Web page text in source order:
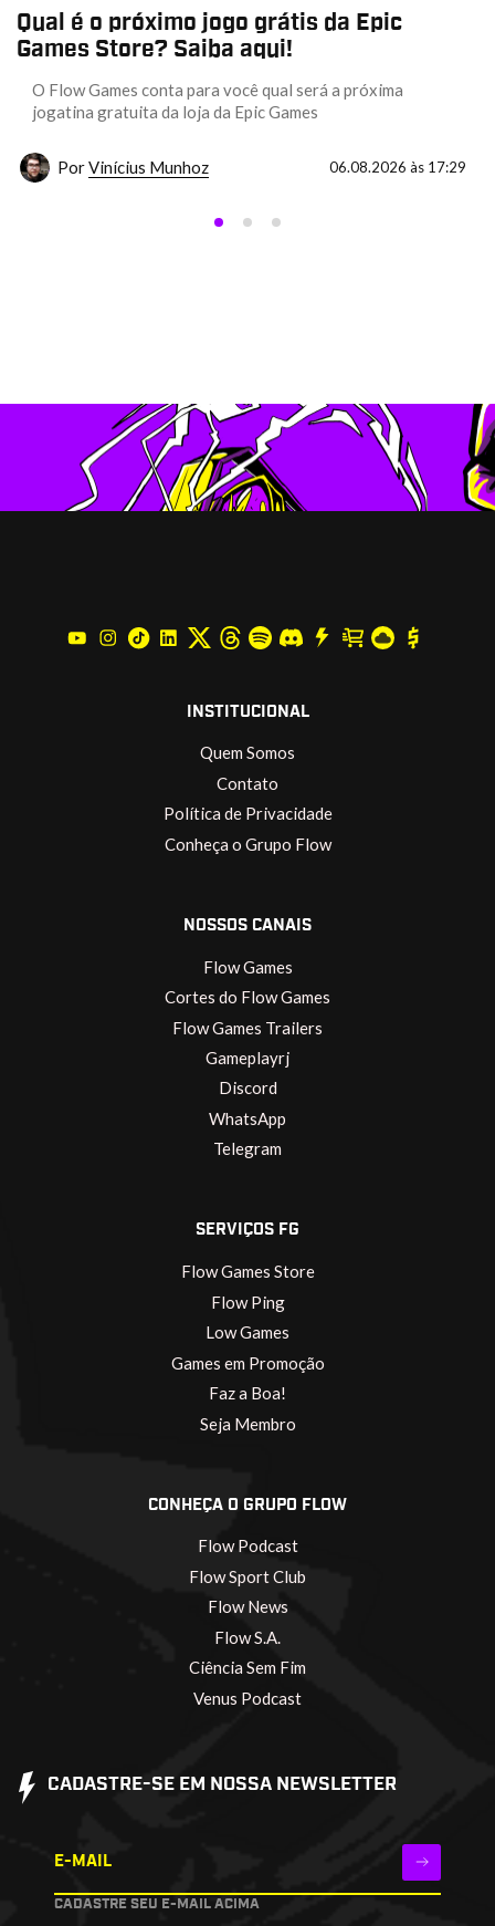
Qual é o próximo jogo grátis da Epic
Games Store? Saiba aqui!
O Flow Games conta para você qual será a próxima
jogatina gratuita da loja da Epic Games
PorVinícius Munhoz 06.08.2026 às 17:29
INSTITUCIONAL
Quem Somos
Contato
Política de Privacidade
Conheça o Grupo Flow
NOSSOS CANAIS
Flow Games
Cortes do Flow Games
Flow Games Trailers
Gameplayrj
Discord
WhatsApp
Telegram
SERVIÇOS FG
Flow Games Store
Flow Ping
Low Games
Games em Promoção
Faz a Boa!
Seja Membro
CONHEÇA O GRUPO FLOW
Flow Podcast
Flow Sport Club
Flow News
Flow S.A.
Ciência Sem Fim
Venus Podcast
CADASTRE-SE EM NOSSA NEWSLETTER
E-MAIL
CADASTRE SEU E-MAIL ACIMA